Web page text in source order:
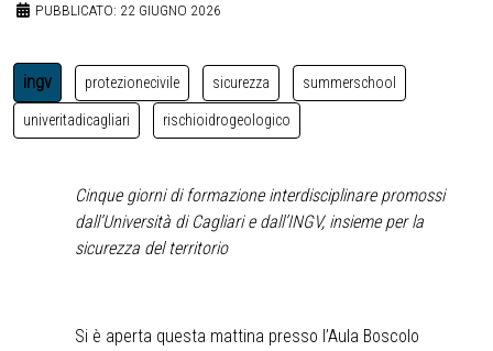
PUBBLICATO: 22 GIUGNO 2026
ingv protezionecivile sicurezza summerschool
univeritadicagliari rischioidrogeologico
Cinque giorni di formazione interdisciplinare promossi
dall’Università di Cagliari e dall’INGV, insieme per la
sicurezza del territorio
Si è aperta questa mattina presso l’Aula Boscolo